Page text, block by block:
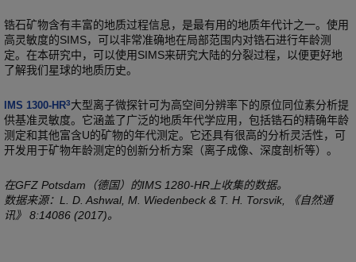
锆石矿物含有丰富的地质过程信息，是最有用的地质年代计之一。使用
高灵敏度的SIMS，可以非常准确地在局部范围内对锆石进行年龄测
定。在本研究中，可以使用SIMS来研究大陆的分裂过程，以便更好地
了解我们星球的地质历史。
IMS 1300-HR3大型离子微探针可为高空间分辨率下的原位同位素分析提
供基准灵敏度。它涵盖了广泛的地质年代学应用，包括锆石的精确年龄
测定和其他富含U的矿物的年代测定。它还具有很高的分析灵活性，可
开发用于矿物年龄测定的创新分析方案（离子成像、深度剖析等）。
在GFZ Potsdam（德国）的IMS 1280-HR上收集的数据。
数据来源：L. D. Ashwal, M. Wiedenbeck & T. H. Torsvik, 《自然通
讯》 8:14086 (2017)。